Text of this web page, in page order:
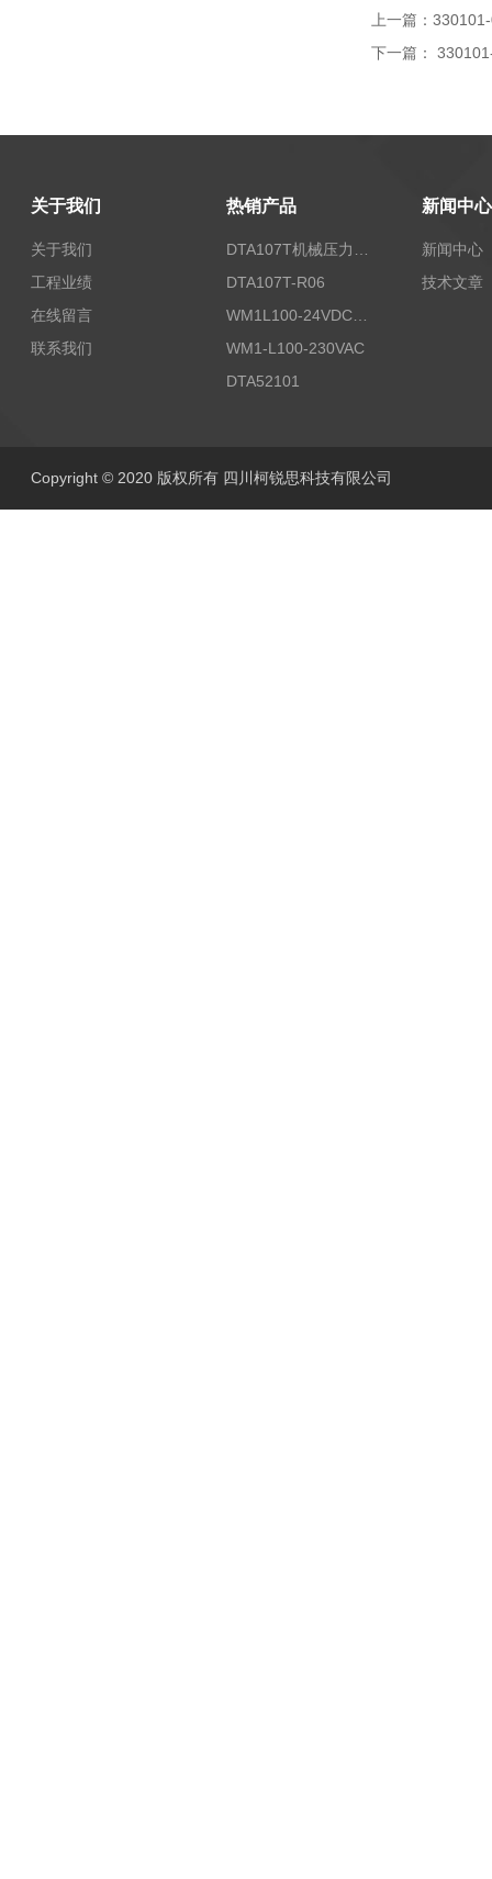
上一篇：
下一篇：
关于我们
关于我们
工程业绩
在线留言
联系我们
热销产品
DTA107T-R06
WM1L100-24VDC/T5X
WM1-L100-230VAC
DTA52101
新闻中心
新闻中心
技术文章
Copyright © 2020 版权所有 四川柯锐思科技有限公司